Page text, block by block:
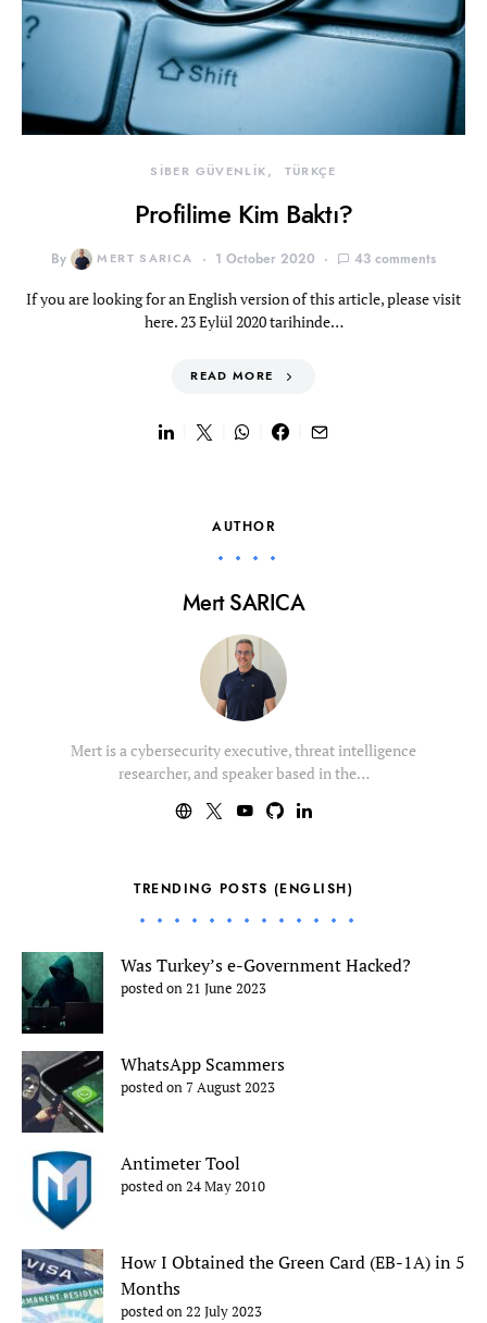
SİBER GÜVENLİK TÜRKÇE
Profilime Kim Baktı?
By MERT SARICA 1 October 2020 43 comments
If you are looking for an English version of this article, please visit
here. 23 Eylül 2020 tarihinde…
READ MORE
AUTHOR
Mert SARICA
Mert is a cybersecurity executive, threat intelligence
researcher, and speaker based in the…
TRENDING POSTS (ENGLISH)
Was Turkey’s e-Government Hacked?
posted on 21 June 2023
WhatsApp Scammers
posted on 7 August 2023
Antimeter Tool
posted on 24 May 2010
How I Obtained the Green Card (EB-1A) in 5
Months
posted on 22 July 2023